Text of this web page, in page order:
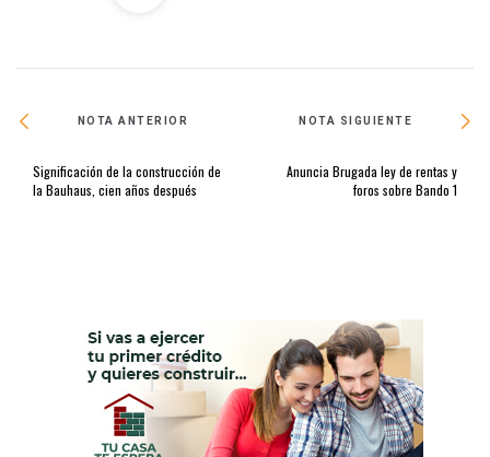
NOTA ANTERIOR
Significación de la construcción de
la Bauhaus, cien años después
NOTA SIGUIENTE
Anuncia Brugada ley de rentas y
foros sobre Bando 1